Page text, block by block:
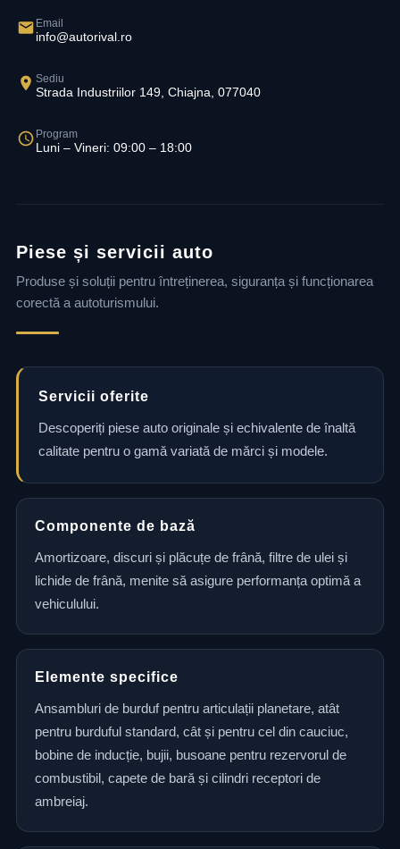
Email
info@autorival.ro
Sediu
Strada Industriilor 149, Chiajna, 077040
Program
Luni – Vineri: 09:00 – 18:00
Piese și servicii auto
Produse și soluții pentru întreținerea, siguranța și funcționarea
corectă a autoturismului.
Servicii oferite
Descoperiți piese auto originale și echivalente de înaltă
calitate pentru o gamă variată de mărci și modele.
Componente de bază
Amortizoare, discuri și plăcuțe de frână, filtre de ulei și
lichide de frână, menite să asigure performanța optimă a
vehiculului.
Elemente specifice
Ansambluri de burduf pentru articulații planetare, atât
pentru burduful standard, cât și pentru cel din cauciuc,
bobine de inducție, bujii, busoane pentru rezervorul de
combustibil, capete de bară și cilindri receptori de
ambreiaj.